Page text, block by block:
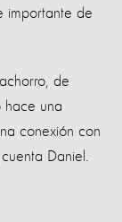
importante de
de
hace una
conexión con
Daniel.